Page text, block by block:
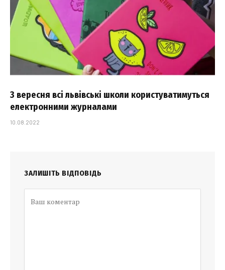
З вересня всі львівські школи користуватимуться
електронними журналами
10.08.2022
ЗАЛИШІТЬ ВІДПОВІДЬ